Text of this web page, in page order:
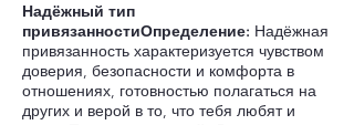
Надёжный тип
привязанностиОпределение: Надёжная
привязанность характеризуется чувством
доверия, безопасности и комфорта в
отношениях, готовностью полагаться на
других и верой в то, что тебя любят и